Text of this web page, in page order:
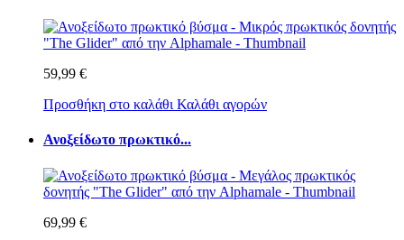
59,99 €
Προσθήκη στο καλάθι Καλάθι αγορών
Ανοξείδωτο πρωκτικό...
69,99 €